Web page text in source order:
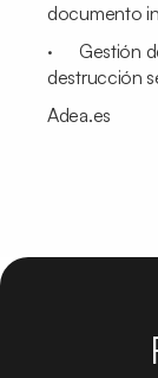
documento
· Gestión
destrucción
Adea.es